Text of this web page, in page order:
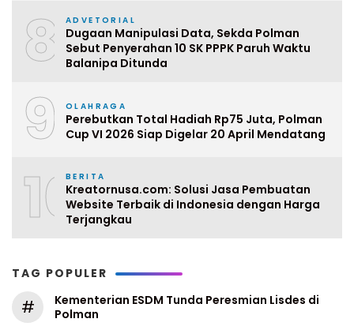
8 ADVETORIAL
Dugaan Manipulasi Data, Sekda Polman
Sebut Penyerahan 10 SK PPPK Paruh Waktu
Balanipa Ditunda
9 OLAHRAGA
Perebutkan Total Hadiah Rp75 Juta, Polman
Cup VI 2026 Siap Digelar 20 April Mendatang
10BERITA
Kreatornusa.com: Solusi Jasa Pembuatan
Website Terbaik di Indonesia dengan Harga
Terjangkau
TAG POPULER
#
Kementerian ESDM Tunda Peresmian Lisdes di
Polman